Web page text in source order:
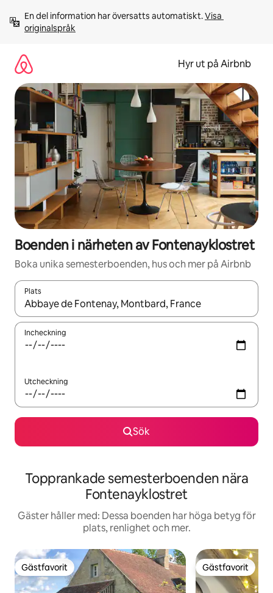
innehåll
En del information har översatts automatiskt. Visa
originalspråk
Hyr ut på Airbnb
Boenden i närheten av Fontenayklostret
Boka unika semesterboenden, hus och mer på Airbnb
Plats
När resultaten är tillgängliga kan du navigera med upp- och
Incheckning
Utcheckning
Sök
Topprankade semesterboenden nära
Fontenayklostret
Gäster håller med: Dessa boenden har höga betyg för
plats, renlighet och mer.
Gästfavorit
Gästfavorit Gästfavorit
Gästfavorit